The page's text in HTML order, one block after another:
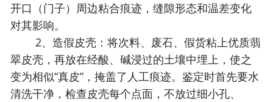
开口（门子）周边粘合痕迹，缝隙形态和温差变化
对其影响。
2、造假皮壳：将次料、废石、假货粘上优质翡
翠皮壳，再放在经酸、碱浸过的土壤中埋上，使之
变为相似“真皮”，掩盖了人工痕迹。鉴定时首先要水
清洗干净，检查皮壳每个点面，不放过细小孔、